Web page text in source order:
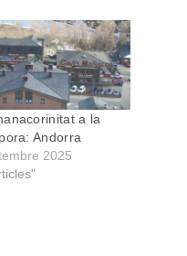
a la
Andorra
2025